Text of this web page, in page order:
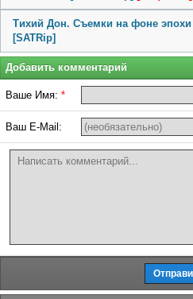
Тихий Дон. Съемки на фоне эпохи
[SATRip]
Добавить комментарий
Ваше Имя: *
Ваш E-Mail: